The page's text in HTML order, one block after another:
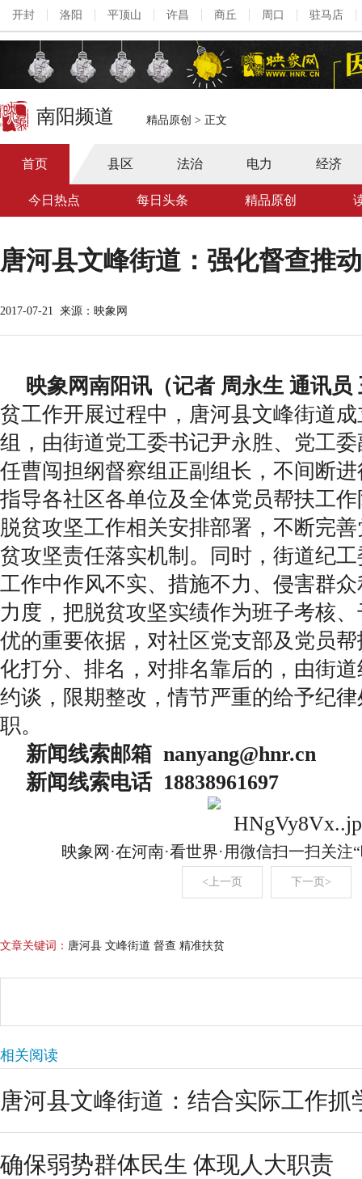
开封 洛阳 平顶山 许昌 商丘 周口 驻马店
南阳频道 精品原创 > 正文
首页 县区 法治 电力 经济
今日热点 每日头条 精品原创
唐河县文峰街道：强化督查推
2017-07-21 来源：映象网
映象网南阳讯（记者 周永生 通讯员
贫工作开展过程中，唐河县文峰街道
组，由街道党工委书记尹永胜、党工
任曹闯担纲督察组正副组长，不间断
指导各社区各单位及全体党员帮扶工
脱贫攻坚工作相关安排部署，不断完
贫攻坚责任落实机制。同时，街道纪
工作中作风不实、措施不力、侵害群
力度，把脱贫攻坚实绩作为班子考核
优的重要依据，对社区党支部及党员
化打分、排名，对排名靠后的，由街
约谈，限期整改，情节严重的给予纪
职。
新闻线索邮箱
新闻线索电话 18838961697
映象网·在河南·看世界·用微信扫一扫关注
<上一页 下一页>
文章关键词： 唐河县 文峰街道 督查 精准扶贫
相关阅读
唐河县文峰街道：结合实际工作抓
确保弱势群体民生 体现人大职责